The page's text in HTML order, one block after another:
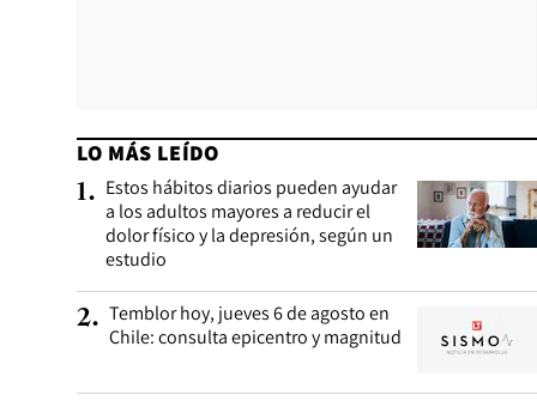
LO MÁS LEÍDO
1. Estos hábitos diarios pueden ayudar
a los adultos mayores a reducir el
dolor físico y la depresión, según un
estudio
2. Temblor hoy, jueves 6 de agosto en
Chile: consulta epicentro y magnitud